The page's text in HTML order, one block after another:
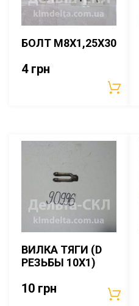
БОЛТ М8Х1,25Х30
4 грн
ВИЛКА ТЯГИ (D
РЕЗЬБЫ 10Х1)
10 грн